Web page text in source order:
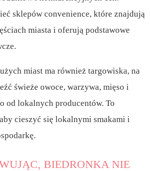
sklepów convenience, które znajdują
miasta i oferują podstawowe
miast ma również targowiska, na
świeże owoce, warzywa, mięso i
od lokalnych producentów. To
cieszyć się lokalnymi smakami i
BIEDRONKA NIE